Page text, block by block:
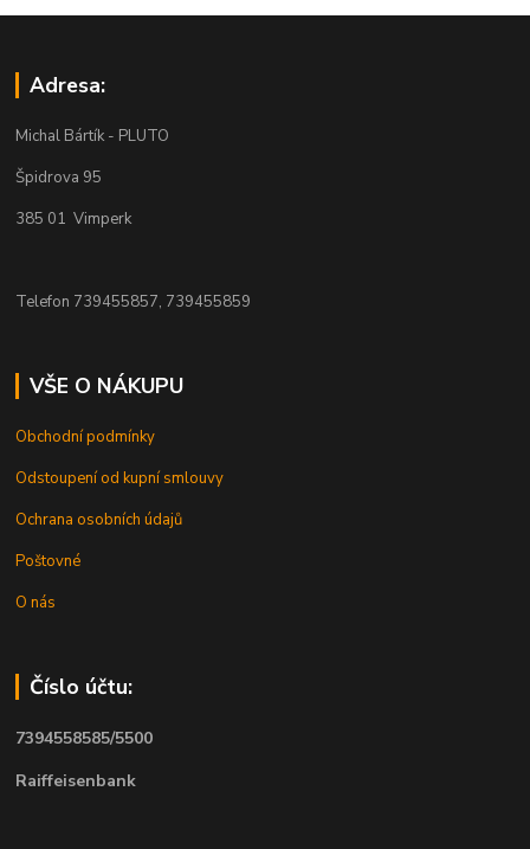
Adresa:
Michal Bártík - PLUTO
Špidrova 95
385 01 Vimperk
Telefon 739455857, 739455859
VŠE O NÁKUPU
Obchodní podmínky
Odstoupení od kupní smlouvy
Ochrana osobních údajů
Poštovné
O nás
Číslo účtu:
7394558585/5500
Raiffeisenbank